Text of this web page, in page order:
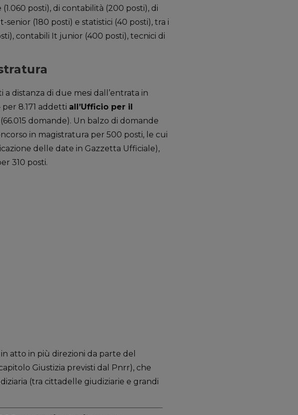
posti), di contabilità (200 posti), di
senior (180 posti) e statistici (40 posti), tra i
contabili It junior (400 posti), tecnici di
distanza di due mesi dall’entrata in
8.171 addetti all’Ufficio per il
domande). Un balzo di domande
in magistratura per 500 posti, le cui
delle date in Gazzetta Ufficiale),
310 posti.
atto in più direzioni da parte del
Giustizia previsti dal Pnrr), che
(tra cittadelle giudiziarie e grandi